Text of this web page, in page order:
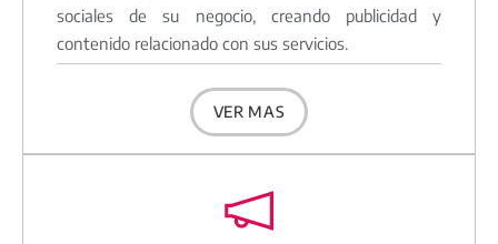
sociales de su negocio, creando publicidad y
contenido relacionado con sus servicios.
VER MAS